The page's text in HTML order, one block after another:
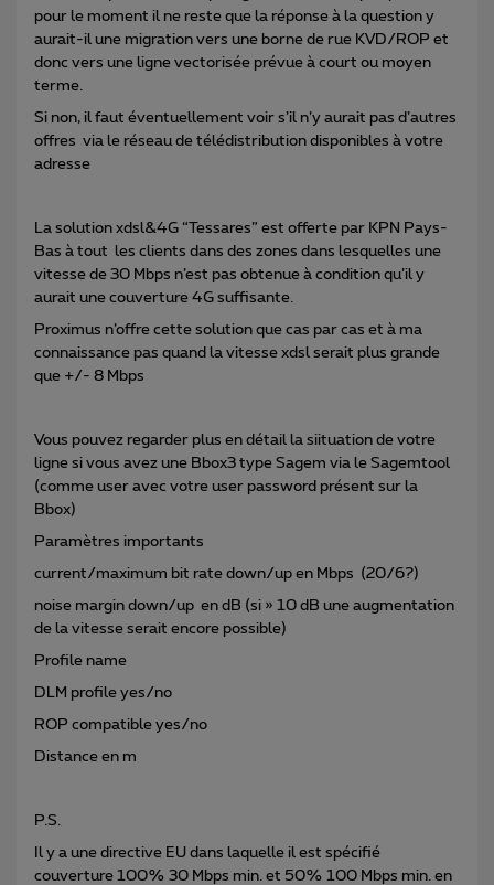
pour le moment il ne reste que la réponse à la question y
aurait-il une migration vers une borne de rue KVD/ROP et
donc vers une ligne vectorisée prévue à court ou moyen
terme.
Si non, il faut éventuellement voir s’il n’y aurait pas d’autres
offres via le réseau de télédistribution disponibles à votre
adresse
La solution xdsl&4G “Tessares” est offerte par KPN Pays-
Bas à tout les clients dans des zones dans lesquelles une
vitesse de 30 Mbps n’est pas obtenue à condition qu’il y
aurait une couverture 4G suffisante.
Proximus n’offre cette solution que cas par cas et à ma
connaissance pas quand la vitesse xdsl serait plus grande
que +/- 8 Mbps
Vous pouvez regarder plus en détail la siituation de votre
ligne si vous avez une Bbox3 type Sagem via le Sagemtool
(comme user avec votre user password présent sur la
Bbox)
Paramètres importants
current/maximum bit rate down/up en Mbps (20/6?)
noise margin down/up en dB (si » 10 dB une augmentation
de la vitesse serait encore possible)
Profile name
DLM profile yes/no
ROP compatible yes/no
Distance en m
P.S.
Il y a une directive EU dans laquelle il est spécifié
couverture 100% 30 Mbps min. et 50% 100 Mbps min. en